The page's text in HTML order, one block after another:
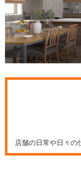
店舗の日常や日々の